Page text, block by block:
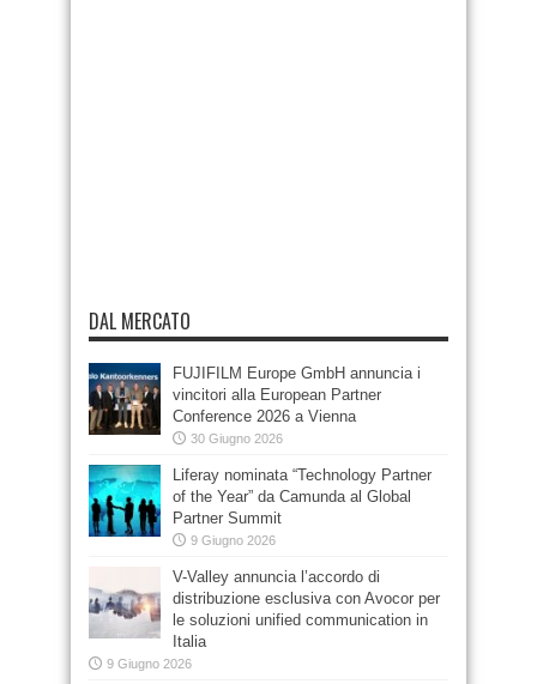
DAL MERCATO
FUJIFILM Europe GmbH annuncia i
vincitori alla European Partner
Conference 2026 a Vienna
30 Giugno 2026
Liferay nominata “Technology Partner
of the Year” da Camunda al Global
Partner Summit
9 Giugno 2026
V-Valley annuncia l’accordo di
distribuzione esclusiva con Avocor per
le soluzioni unified communication in
Italia
9 Giugno 2026